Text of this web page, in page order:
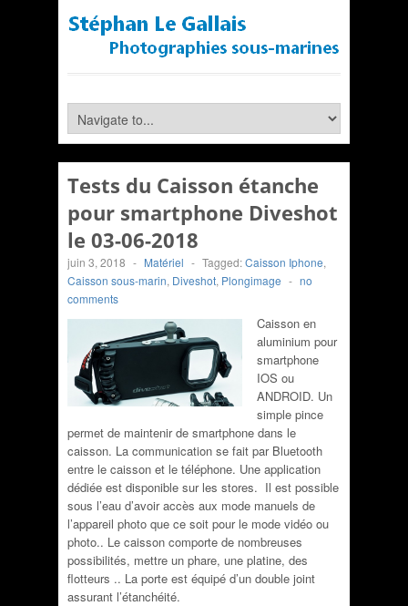
Tests du Caisson étanche
pour smartphone Diveshot
le 03-06-2018
juin 3, 2018 - Matériel - Tagged:Caisson Iphone,
Caisson sous-marin, Diveshot, Plongimage - no
comments
Caisson en
aluminium pour
smartphone
IOS ou
ANDROID. Un
simple pince
permet de maintenir de smartphone dans le
caisson. La communication se fait par Bluetooth
entre le caisson et le téléphone. Une application
dédiée est disponible sur les stores. Il est possible
sous l’eau d’avoir accès aux mode manuels de
l’appareil photo que ce soit pour le mode vidéo ou
photo.. Le caisson comporte de nombreuses
possibilités, mettre un phare, une platine, des
flotteurs .. La porte est équipé d’un double joint
assurant l’étanchéité.